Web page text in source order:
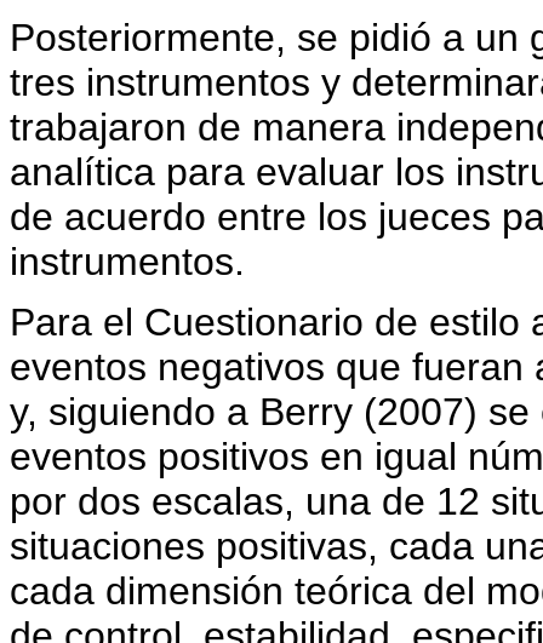
Posteriormente, se pidió a un
tres instrumentos y
trabajaron de manera
analítica para evaluar los
de acuerdo entre los jueces
instrumentos.
Para el Cuestionario de estilo
eventos negativos que
y, siguiendo a Berry (2007)
eventos positivos en igual
por dos escalas, una de 12
situaciones positivas, cada
cada dimensión teórica del